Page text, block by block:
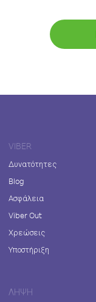
VIBER
Δυνατότητες
Blog
Ασφάλεια
Viber Out
Χρεώσεις
Υποστήριξη
ΛΉΨΗ